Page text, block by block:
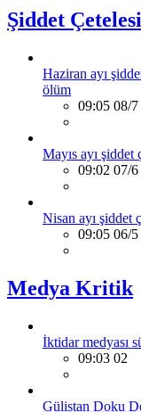
Şiddet Çetelesi
Haziran ayı
ölüm
09:05 08/7
Mayıs ayı
09:02 07/6
Nisan ayı şiddet
09:05 06/5
Medya Kritik
İktidar medyası
09:03 02
Gülistan Doku